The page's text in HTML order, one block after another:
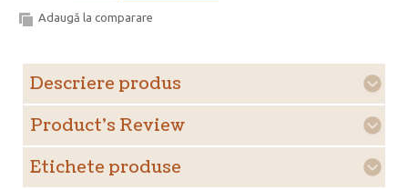
Adaugă la comparare
Descriere produs
Product's Review
Etichete produse